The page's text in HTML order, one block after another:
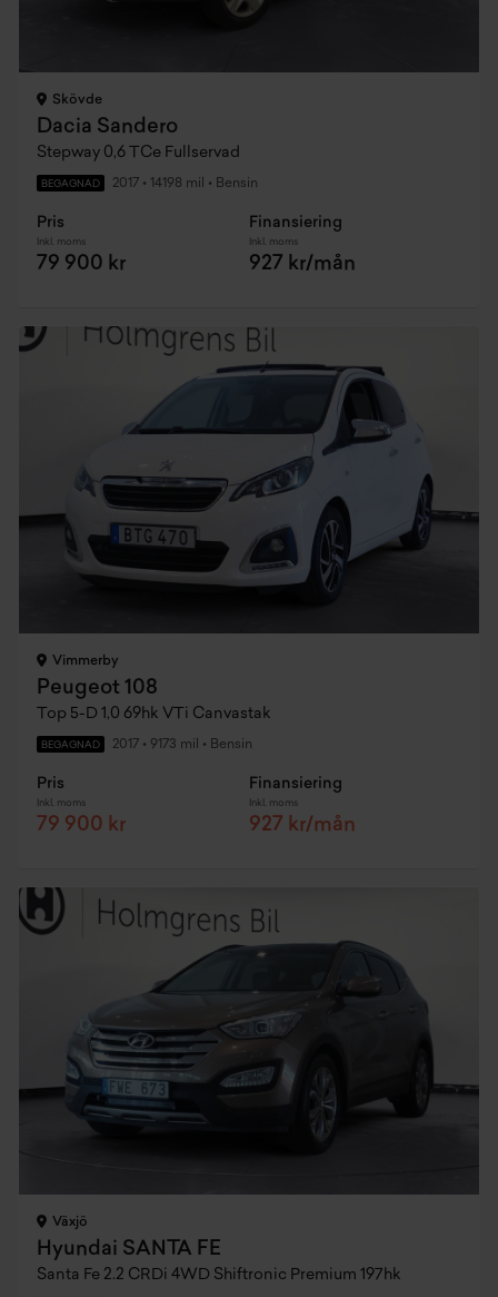
Skövde
Dacia Sandero
Stepway 0,6 TCe Fullservad
BEGAGNAD 2017 • 14198 mil • Bensin
Pris
Inkl. moms
79 900 kr
Finansiering
Inkl. moms
927 kr/mån
Vimmerby
Peugeot 108
Top 5-D 1,0 69hk VTi Canvastak
BEGAGNAD 2017 • 9173 mil • Bensin
Pris
Inkl. moms
79 900 kr
Finansiering
Inkl. moms
927 kr/mån
Växjö
Hyundai SANTA FE
Santa Fe 2.2 CRDi 4WD Shiftronic Premium 197hk